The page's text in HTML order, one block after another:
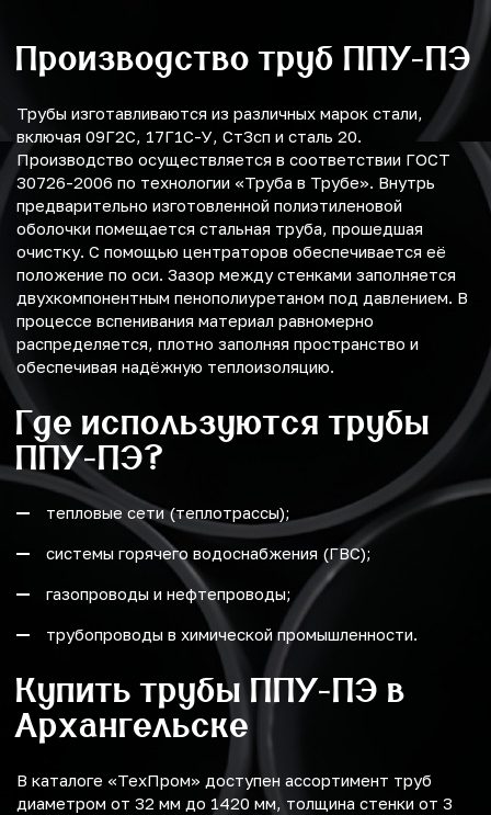
Производство труб ППУ-ПЭ
Трубы изготавливаются из различных марок стали,
включая 09Г2С, 17Г1С-У, Ст3сп и сталь 20.
Производство осуществляется в соответствии ГОСТ
30726-2006 по технологии «Труба в Трубе». Внутрь
предварительно изготовленной полиэтиленовой
оболочки помещается стальная труба, прошедшая
очистку. С помощью центраторов обеспечивается её
положение по оси. Зазор между стенками заполняется
двухкомпонентным пенополиуретаном под давлением. В
процессе вспенивания материал равномерно
распределяется, плотно заполняя пространство и
обеспечивая надёжную теплоизоляцию.
Где используются трубы
ППУ-ПЭ?
тепловые сети (теплотрассы);
системы горячего водоснабжения (ГВС);
газопроводы и нефтепроводы;
трубопроводы в химической промышленности.
Купить трубы ППУ-ПЭ в
Архангельске
В каталоге «ТехПром» доступен ассортимент труб
диаметром от 32 мм до 1420 мм, толщина стенки от 3